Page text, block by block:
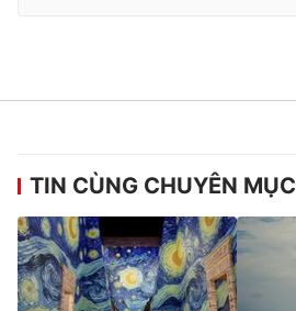
TIN CÙNG CHUYÊN MỤC